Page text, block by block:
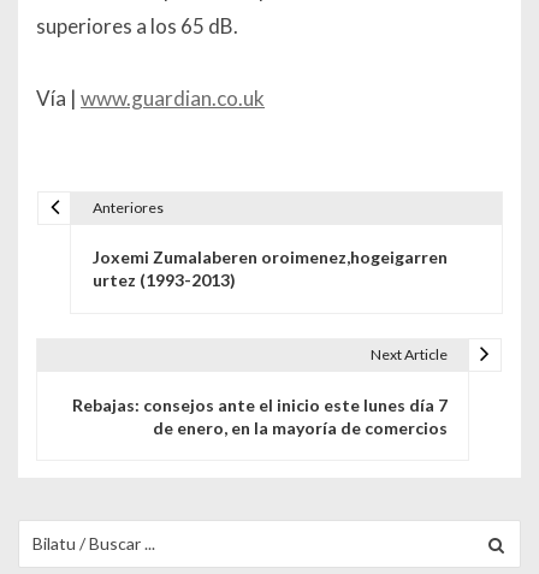
superiores a los 65 dB.
Vía | www.guardian.co.uk
Anteriores
Joxemi Zumalabere​n oroimenez,​hogeigarre​n
urtez (1993-2013​)
Next Article
Rebajas: consejos ante el inicio este lunes día 7
de enero, en la mayoría de comercios